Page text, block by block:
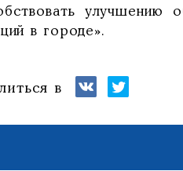
улучшению
в городе».
в